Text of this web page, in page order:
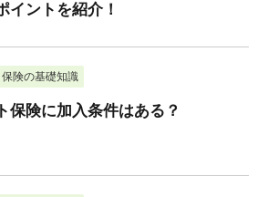
イントを紹介！
険の基礎知識
保険に加入条件はある？